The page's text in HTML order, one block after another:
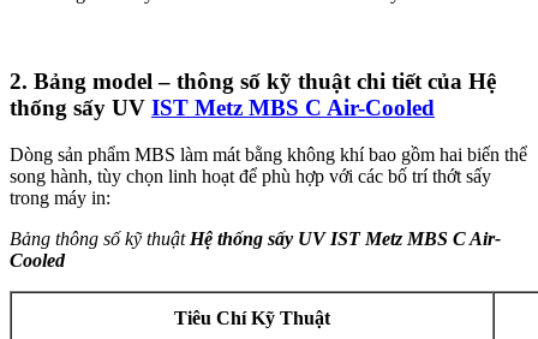
2. Bảng model – thông số kỹ thuật chi tiết của Hệ
thống sấy UV IST Metz MBS C Air-Cooled
Dòng sản phẩm MBS làm mát bằng không khí bao gồm hai biến thể
song hành, tùy chọn linh hoạt để phù hợp với các bố trí thớt sấy
trong máy in:
Bảng thông số kỹ thuật Hệ thống sấy UV IST Metz MBS C Air-
Cooled
Tiêu Chí Kỹ Thuật